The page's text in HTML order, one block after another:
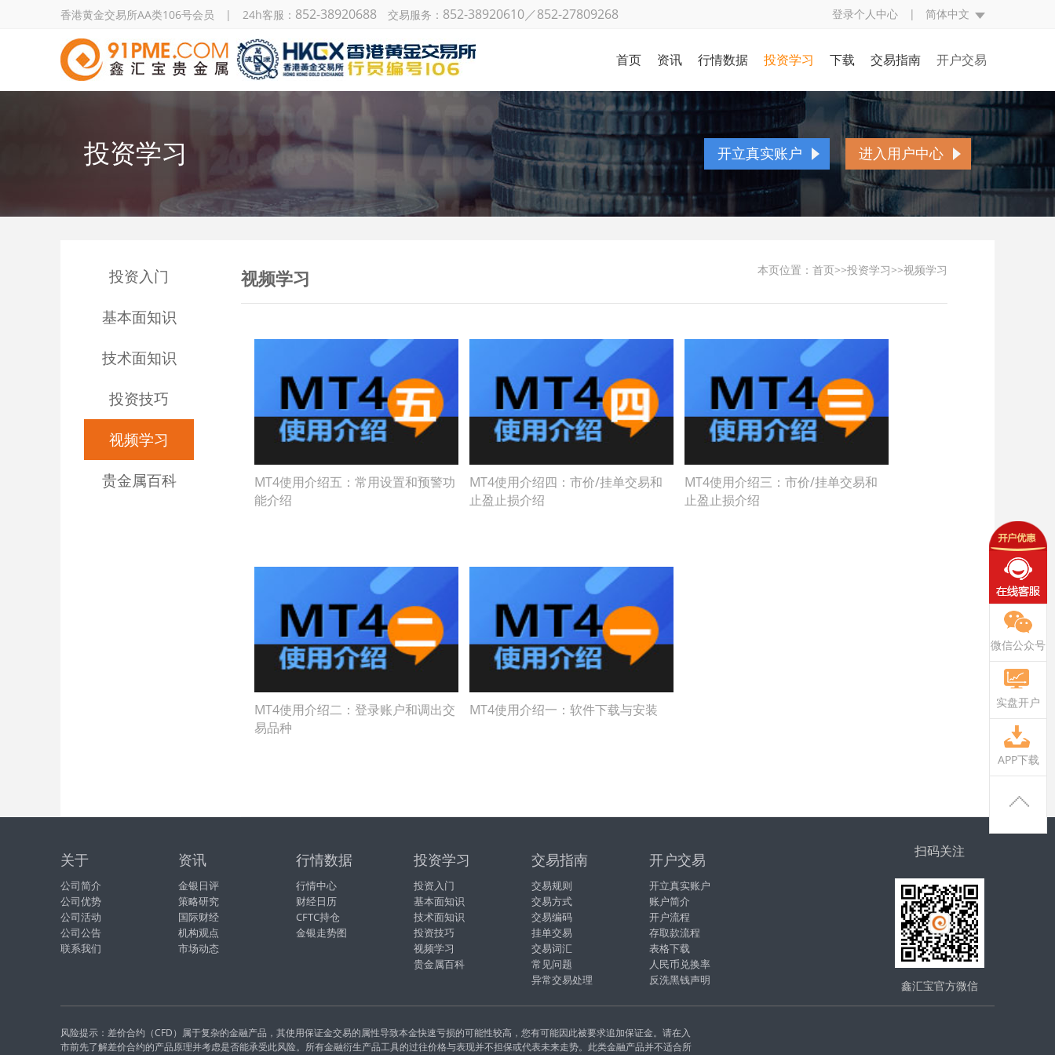
微信公众号
实盘开户
APP下载
香港黄金交易所AA类106号会员 | 24h客服： 852-38920688 交易服务： 852-38920610／852-27809268 简体中文
登录个人中心 |
首页 资讯
金银日评
策略研究
机构观点
行情数据
行情中心
财经日历
金银走势图
投资学习
投资入门
基本面知识
技术面知识
投资技巧
贵金属百科
下载 交易指南
交易规则
交易方式
交易编码
挂单交易
常见问题
开户交易
开立真实账户
账户简介
开户流程
人民币兑换率
投资学习 开立真实账户 进入用户中心
投资入门
基本面知识
技术面知识
投资技巧
视频学习
贵金属百科
本页位置： 首页>>投资学习>>视频学习
视频学习
MT4使用介绍五：常用设置和预警功
能介绍
MT4使用介绍四：市价/挂单交易和
止盈止损介绍
MT4使用介绍三：市价/挂单交易和
止盈止损介绍
MT4使用介绍二：登录账户和调出交
易品种
MT4使用介绍一：软件下载与安装
扫码关注
鑫汇宝官方微信
关于
公司简介
公司优势
公司活动
公司公告
联系我们
资讯
金银日评
策略研究
国际财经
机构观点
市场动态
行情数据
行情中心
财经日历
CFTC持仓
金银走势图
投资学习
投资入门
基本面知识
技术面知识
投资技巧
视频学习
贵金属百科
交易指南
交易规则
交易方式
交易编码
挂单交易
交易词汇
常见问题
异常交易处理
开户交易
开立真实账户
账户简介
开户流程
存取款流程
表格下载
人民币兑换率
反洗黑钱声明
风险提示：差价合约（CFD）属于复杂的金融产品，其使用保证金交易的属性导致本金快速亏损的可能性较高，您有可能因此被要求追加保证金。请在入
市前先了解差价合约的产品原理并考虑是否能承受此风险。所有金融衍生产品工具的过往价格与表现并不担保或代表未来走势。此类金融产品并不适合所